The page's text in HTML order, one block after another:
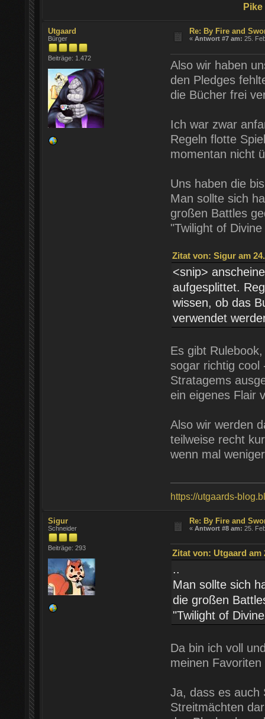
Pike
Utgaard
Bürger
Beiträge: 1.472
Re: By Fire and
«Antwort #7 am: 25.
Also wir haben
den Pledges
die Bücher frei
Ich war zwar
Regeln flotte
momentan nicht
Uns haben die
Man sollte sich
großen Battles
"Twilight of
Zitat von: Sigur am
<snip>
aufgesplittet.
wissen, ob das
verwendet
Es gibt
sogar richtig cool
Stratagems
ein eigenes Flair
Also wir werden
teilweise recht
wenn mal
https://utgaards-
Sigur
Schneider
Beiträge: 293
Re: By Fire and
«Antwort #8 am: 25.
Zitat von: Utgaard am
..
Man sollte sich
die großen
"Twilight of
Da bin ich voll
meinen Favoriten
Ja, dass es auch
Streitmächten